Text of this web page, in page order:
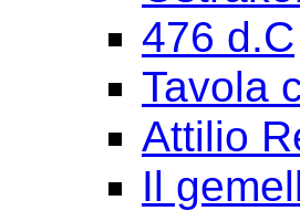
476 d.C
Tavola
Attilio
Il